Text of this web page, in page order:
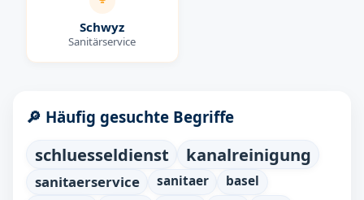
Schwyz
Sanitärservice
🔎 Häufig gesuchte Begriffe
schluesseldienst kanalreinigung
sanitaerservice sanitaer basel